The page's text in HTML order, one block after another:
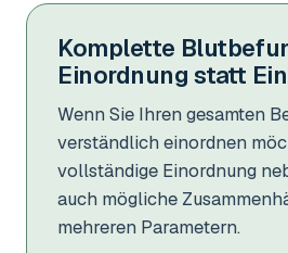
Komplette
Einordnung statt
Wenn Sie Ihren gesamten
verständlich einordnen
vollständige Einordnung
auch mögliche
mehreren Parametern.